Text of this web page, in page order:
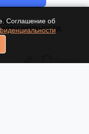
Соглашение об